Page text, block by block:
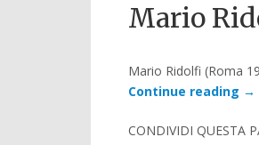
Mario
Mario Ridolfi (Roma
Continue reading →
CONDIVIDI QUESTA